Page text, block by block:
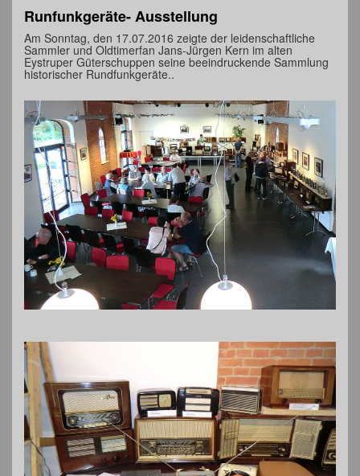
Runfunkgeräte- Ausstellung
Am Sonntag, den 17.07.2016 zeigte der leidenschaftliche
Sammler und Oldtimerfan Jans-Jürgen Kern im alten
Eystruper Güterschuppen seine beeindruckende Sammlung
historischer Rundfunkgeräte..